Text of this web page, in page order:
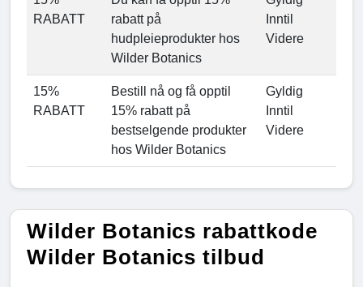
RABATT
rabatt på
hudpleieprodukter hos
Wilder Botanics
Inntil
Videre
15%
RABATT
Bestill nå og få opptil
15% rabatt på
bestselgende produkter
hos Wilder Botanics
Gyldig
Inntil
Videre
Wilder Botanics rabattkode
Wilder Botanics tilbud